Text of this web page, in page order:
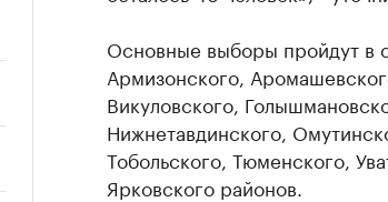
Основные выборы пройдут в
Армизонского,
Викуловского,
Нижнетавдинского,
Тобольского, Тюменского,
Ярковского районов.